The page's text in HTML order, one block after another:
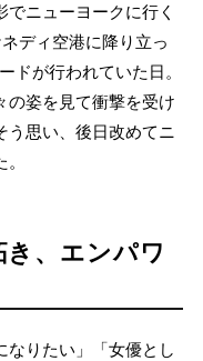
ニューヨークに行く
ディ空港に降り立っ
ドが行われていた日。
の姿を見て衝撃を受け
う思い、後日改めてニ
、エンパワ
なりたい」「女優とし